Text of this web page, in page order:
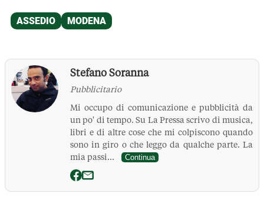
Stefano Soranna
Pubblicitario
Mi occupo di comunicazione e pubblicità da
un po' di tempo. Su La Pressa scrivo di musica,
libri e di altre cose che mi colpiscono quando
sono in giro o che leggo da qualche parte. La
mia passi...
Continua